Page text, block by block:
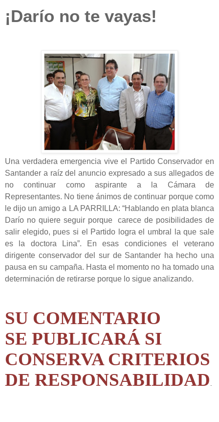
¡Darío no te vayas!
Una verdadera emergencia vive el Partido Conservador en
Santander a raíz del anuncio expresado a sus allegados de
no continuar como aspirante a la Cámara de
Representantes. No tiene ánimos de continuar porque como
le dijo un amigo a LA PARRILLA: “Hablando en plata blanca
Darío no quiere seguir porque carece de posibilidades de
salir elegido, pues si el Partido logra el umbral la que sale
es la doctora Lina”. En esas condiciones el veterano
dirigente conservador del sur de Santander ha hecho una
pausa en su campaña. Hasta el momento no ha tomado una
determinación de retirarse porque lo sigue analizando.
SU COMENTARIO
SE PUBLICARÁ SI
CONSERVA CRITERIOS
DE RESPONSABILIDAD